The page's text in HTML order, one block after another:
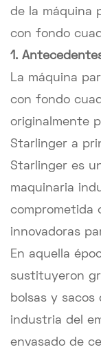
de la máquina
con fondo
1.
La máquina
con fondo
originalmente
Starlinger a
Starlinger es
maquinaria
comprometida
innovadoras
En aquella
sustituyeron
bolsas y sacos
industria del
envasado de